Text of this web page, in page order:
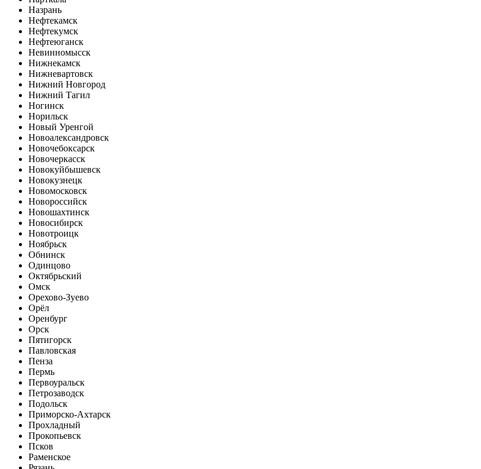
Назрань
Нефтекамск
Нефтекумск
Нефтеюганск
Невинномысск
Нижнекамск
Нижневартовск
Нижний Новгород
Нижний Тагил
Ногинск
Норильск
Новый Уренгой
Новоалександровск
Новочебоксарск
Новочеркасск
Новокуйбышевск
Новокузнецк
Новомосковск
Новороссийск
Новошахтинск
Новосибирск
Новотроицк
Ноябрьск
Обнинск
Одинцово
Октябрьский
Омск
Орехово-Зуево
Орёл
Оренбург
Орск
Пятигорск
Павловская
Пенза
Пермь
Первоуральск
Петрозаводск
Подольск
Приморско-Ахтарск
Прохладный
Прокопьевск
Псков
Раменское